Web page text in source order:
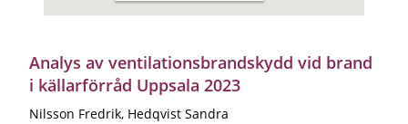
Analys av ventilationsbrandskydd vid brand
i källarförråd Uppsala 2023
Nilsson Fredrik, Hedqvist Sandra